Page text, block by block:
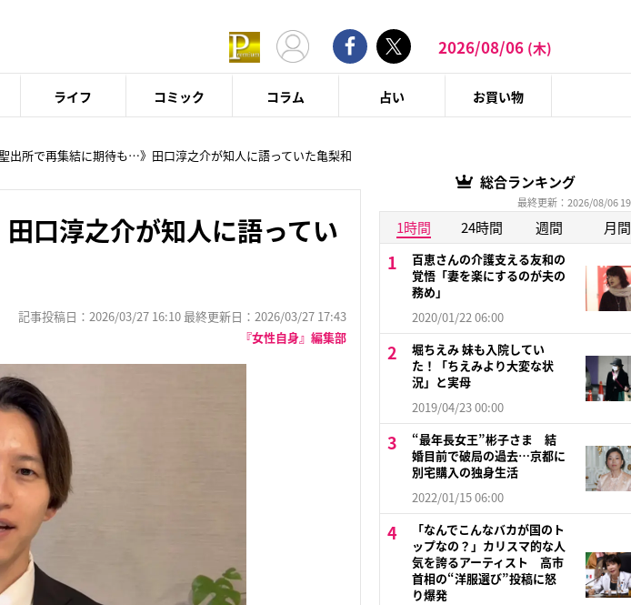
2026/08/06 (木)
ライフ コミック コラム 占い お買い物
出所で再集結に期待も…》田口淳之介が知人に語っていた亀梨和
口淳之介が知人に語ってい
記事投稿日：2026/03/27 16:10 最終更新日：2026/03/27 17:43
『女性自身』編集部
総合ランキング
最終更新：2026/08/06
1時間 24時間 週間 月間
百恵さんの介護支える友和の
覚悟「妻を楽にするのが夫の
務め」
2020/01/22 06:00
堀ちえみ 妹も入院してい
た！「ちえみより大変な状
況」と実母
2019/04/23 00:00
“最年長女王”彬子さま 結
婚目前で破局の過去…京都に
別宅購入の独身生活
2022/01/15 06:00
「なんでこんなバカが国のト
ップなの？」カリスマ的な人
気を誇るアーティスト 高市
首相の“洋服選び”投稿に怒
り爆発